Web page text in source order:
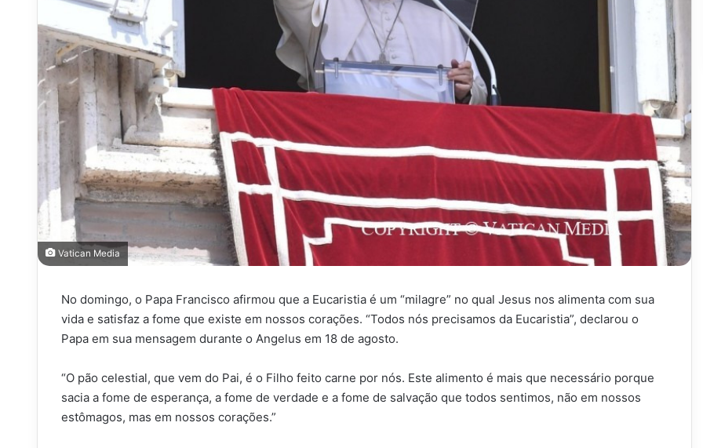
Vatican Media
No domingo, o Papa Francisco afirmou que a Eucaristia é um “milagre” no qual Jesus nos alimenta com sua
vida e satisfaz a fome que existe em nossos corações. “Todos nós precisamos da Eucaristia”, declarou o
Papa em sua mensagem durante o Angelus em 18 de agosto.
“O pão celestial, que vem do Pai, é o Filho feito carne por nós. Este alimento é mais que necessário porque
sacia a fome de esperança, a fome de verdade e a fome de salvação que todos sentimos, não em nossos
estômagos, mas em nossos corações.”